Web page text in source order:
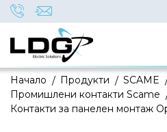
/
Начало /
Продукти
SCAME
Промишлени контакти Scame
Контакти за панелен монтаж